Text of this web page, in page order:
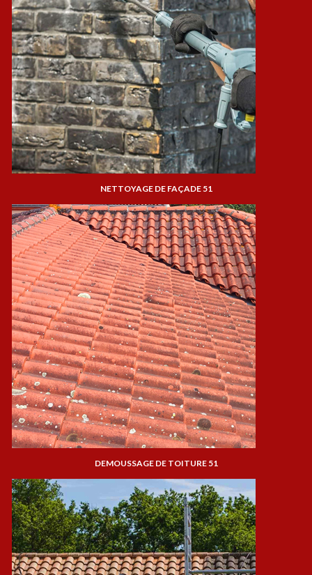
NETTOYAGE DE FAÇADE 51
DEMOUSSAGE DE TOITURE 51